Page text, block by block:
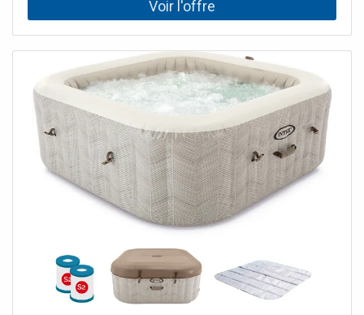
travers l'App, Module Led (en dotation), Appuie-Têtes (en
dotation) Rigide, Doseur de chlore De série